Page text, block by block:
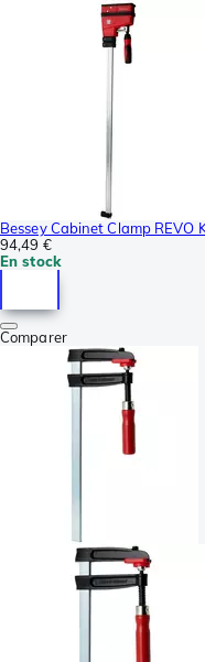
Bessey Cabinet Clamp REVO
94,49 €
En stock
Comparer